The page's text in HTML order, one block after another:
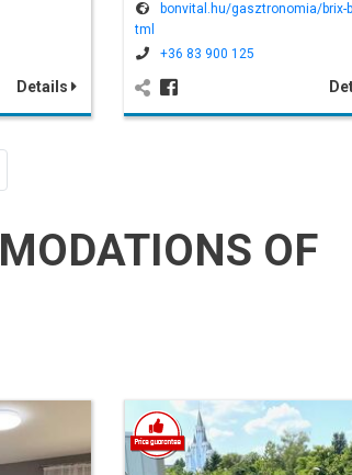
Details
bonvital.hu/gasztronomia/brix-
tml
+36 83 900 125
OF